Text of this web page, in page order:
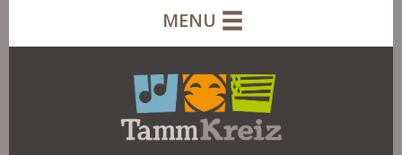
MENU